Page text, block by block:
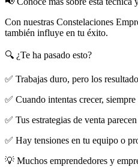
Con nuestras Constelaciones
también influye en tu éxito.
🔍 ¿Te ha pasado esto?
✅ Trabajas duro, pero los
✅ Cuando intentas crecer,
✅ Tus estrategias de venta
✅ Hay tensiones en tu equipo o
💡 Muchos emprendedores y